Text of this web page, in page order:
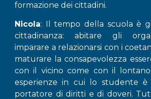
formazione dei cittadini.
Nicola: Il tempo della scuola è
cittadinanza: abitare gli
imparare a relazionarsi con i
maturare la consapevolezza
con il vicino come con il
esperienze in cui lo studente è
portatore di diritti e di doveri.